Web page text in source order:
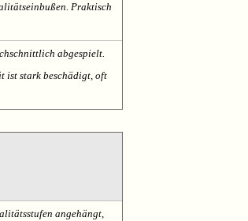
Praktisch
abgespielt.
ist stark beschädigt, oft
angehängt,